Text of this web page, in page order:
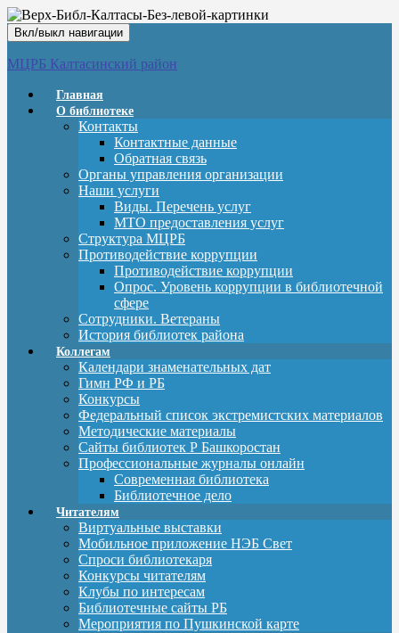
Вкл/выкл навигации
МЦРБ Калтасинский район
Главная
О библиотеке
Контакты
Контактные данные
Обратная связь
Органы управления организации
Наши услуги
Виды. Перечень услуг
МТО предоставления услуг
Структура МЦРБ
Противодействие коррупции
Противодействие коррупции
Опрос. Уровень коррупции в библиотечной
сфере
Сотрудники. Ветераны
История библиотек района
Коллегам
Календари знаменательных дат
Гимн РФ и РБ
Конкурсы
Федеральный список экстремистских материалов
Методические материалы
Сайты библиотек Р Башкоростан
Профессиональные журналы онлайн
Современная библиотека
Библиотечное дело
Читателям
Виртуальные выставки
Мобильное приложение НЭБ Свет
Спроси библиотекаря
Конкурсы читателям
Клубы по интересам
Библиотечные сайты РБ
Мероприятия по Пушкинской карте